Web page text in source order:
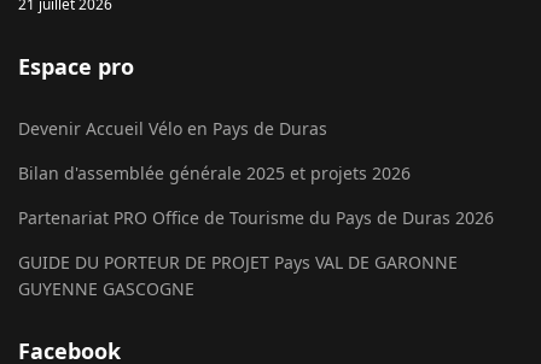
Espace pro
Devenir Accueil Vélo en Pays de Duras
Bilan d'assemblée générale 2025 et projets 2026
Partenariat PRO Office de Tourisme du Pays de Duras 2026
GUIDE DU PORTEUR DE PROJET Pays VAL DE GARONNE
GUYENNE GASCOGNE
Facebook